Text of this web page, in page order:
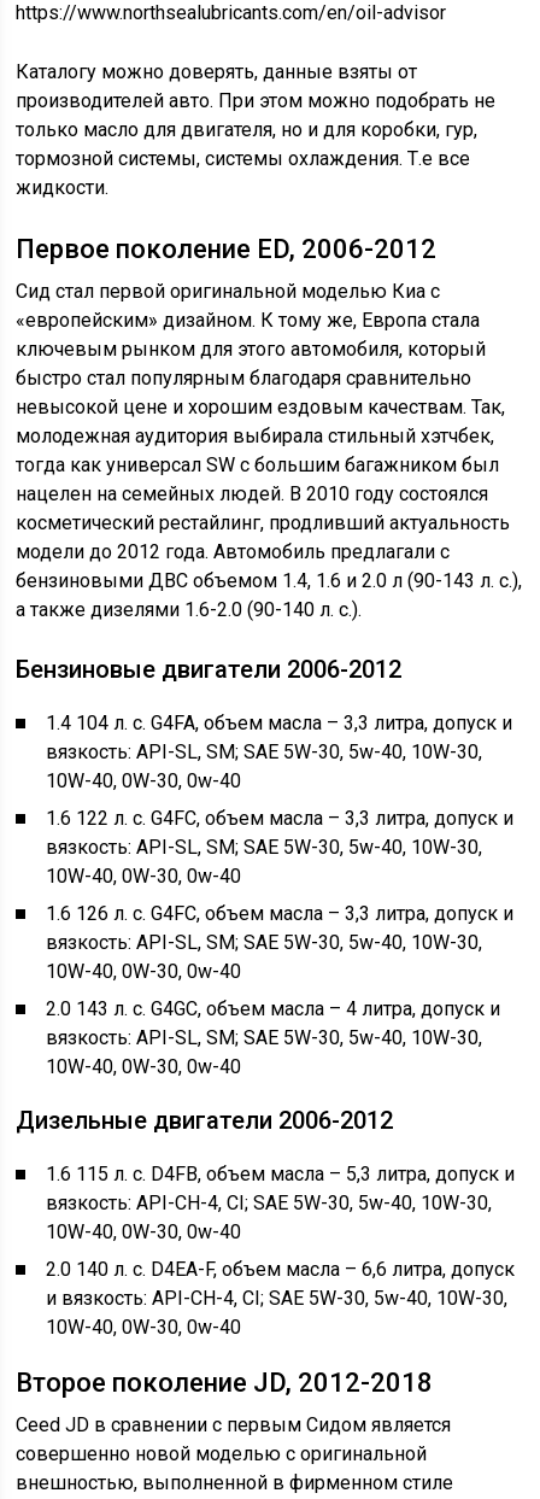
https://www.northsealubricants.com/en/oil-advisor
Каталогу можно доверять, данные взяты от
производителей авто. При этом можно подобрать не
только масло для двигателя, но и для коробки, гур,
тормозной системы, системы охлаждения. Т.е все
жидкости.
Первое поколение ED, 2006-2012
Сид стал первой оригинальной моделью Киа с
«европейским» дизайном. К тому же, Европа стала
ключевым рынком для этого автомобиля, который
быстро стал популярным благодаря сравнительно
невысокой цене и хорошим ездовым качествам. Так,
молодежная аудитория выбирала стильный хэтчбек,
тогда как универсал SW с большим багажником был
нацелен на семейных людей. В 2010 году состоялся
косметический рестайлинг, продливший актуальность
модели до 2012 года. Автомобиль предлагали с
бензиновыми ДВС объемом 1.4, 1.6 и 2.0 л (90-143 л. с.),
а также дизелями 1.6-2.0 (90-140 л. с.).
Бензиновые двигатели 2006-2012
1.4 104 л. с. G4FA, объем масла – 3,3 литра, допуск и
вязкость: API-SL, SM; SAE 5W-30, 5w-40, 10W-30,
10W-40, 0W-30, 0w-40
1.6 122 л. с. G4FC, объем масла – 3,3 литра, допуск и
вязкость: API-SL, SM; SAE 5W-30, 5w-40, 10W-30,
10W-40, 0W-30, 0w-40
1.6 126 л. с. G4FC, объем масла – 3,3 литра, допуск и
вязкость: API-SL, SM; SAE 5W-30, 5w-40, 10W-30,
10W-40, 0W-30, 0w-40
2.0 143 л. с. G4GC, объем масла – 4 литра, допуск и
вязкость: API-SL, SM; SAE 5W-30, 5w-40, 10W-30,
10W-40, 0W-30, 0w-40
Дизельные двигатели 2006-2012
1.6 115 л. с. D4FB, объем масла – 5,3 литра, допуск и
вязкость: API-CH-4, CI; SAE 5W-30, 5w-40, 10W-30,
10W-40, 0W-30, 0w-40
2.0 140 л. с. D4EA-F, объем масла – 6,6 литра, допуск
и вязкость: API-CH-4, CI; SAE 5W-30, 5w-40, 10W-30,
10W-40, 0W-30, 0w-40
Второе поколение JD, 2012-2018
Ceed JD в сравнении с первым Сидом является
совершенно новой моделью с оригинальной
внешностью, выполненной в фирменном стиле